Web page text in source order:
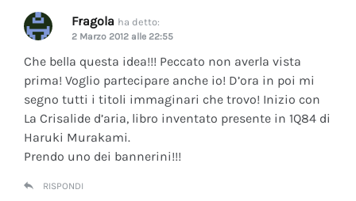
Fragola ha detto:
2 Marzo 2012 alle 22:55
Che bella questa idea!!! Peccato non averla vista
prima! Voglio partecipare anche io! D’ora in poi mi
segno tutti i titoli immaginari che trovo! Inizio con
La Crisalide d’aria, libro inventato presente in 1Q84 di
Haruki Murakami.
Prendo uno dei bannerini!!!
RISPONDI